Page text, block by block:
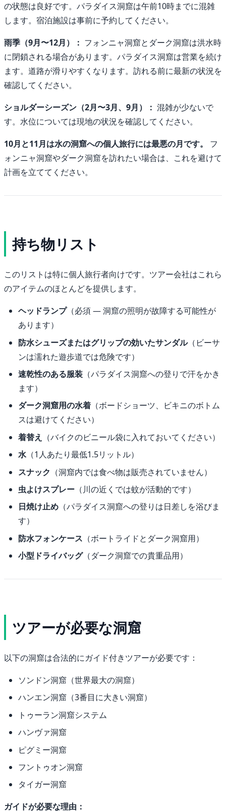
の状態は良好です。パラダイス洞窟は午前10時までに混雑
します。宿泊施設は事前に予約してください。
雨季（9月〜12月）： フォンニャ洞窟とダーク洞窟は洪水時
に閉鎖される場合があります。パラダイス洞窟は営業を続け
ます。道路が滑りやすくなります。訪れる前に最新の状況を
確認してください。
ショルダーシーズン（2月〜3月、9月）： 混雑が少ないで
す。水位については現地の状況を確認してください。
10月と11月は水の洞窟への個人旅行には最悪の月です。
フ
ォンニャ洞窟やダーク洞窟を訪れたい場合は、これを避けて
計画を立ててください。
持ち物リスト
このリストは特に個人旅行者向けです。ツアー会社はこれら
のアイテムのほとんどを提供します。
ヘッドランプ（必須 — 洞窟の照明が故障する可能性が
あります）
防水シューズまたはグリップの効いたサンダル（ビーサ
ンは濡れた遊歩道では危険です）
速乾性のある服装 （パラダイス洞窟への登りで汗をかき
ます）
ダーク洞窟用の水着 （ボードショーツ、ビキニのボトム
スは避けてください）
着替え
（バイクのビニール袋に入れておいてください）
水（1人あたり最低1.5リットル）
スナック （洞窟内では食べ物は販売されていません）
虫よけスプレー （川の近くでは蚊が活動的です）
日焼け止め （パラダイス洞窟への登りは日差しを浴びま
す）
防水フォンケース （ボートライドとダーク洞窟用）
小型ドライバッグ（ダーク洞窟での貴重品用）
ツアーが必要な洞窟
以下の洞窟は合法的にガイド付きツアーが必要です：
ソンドン洞窟（世界最大の洞窟）
ハンエン洞窟（3番目に大きい洞窟）
トゥーラン洞窟システム
ハンヴァ洞窟
ピグミー洞窟
フントゥオン洞窟
タイガー洞窟
ガイドが必要な理由：